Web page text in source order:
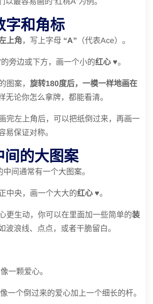
字和角标
上角 ，写上字母 “A” （代表Ace）。
的旁边或下方，画一个小的红心 ♥️。
图案， 旋转180度后，一模一样地画在
无论你怎么拿牌，都能看清。
完左上角后，可以把纸倒过来，再画一
易保证对称。
间的大图案
间通常有一个大图案。
中央，画一个大大的红心 ♥️。
更生动，你可以在里面加一些简单的装
波浪线、点点，或者干脆留白。
一颗爱心。
一个倒过来的爱心加上一个细长的杆。